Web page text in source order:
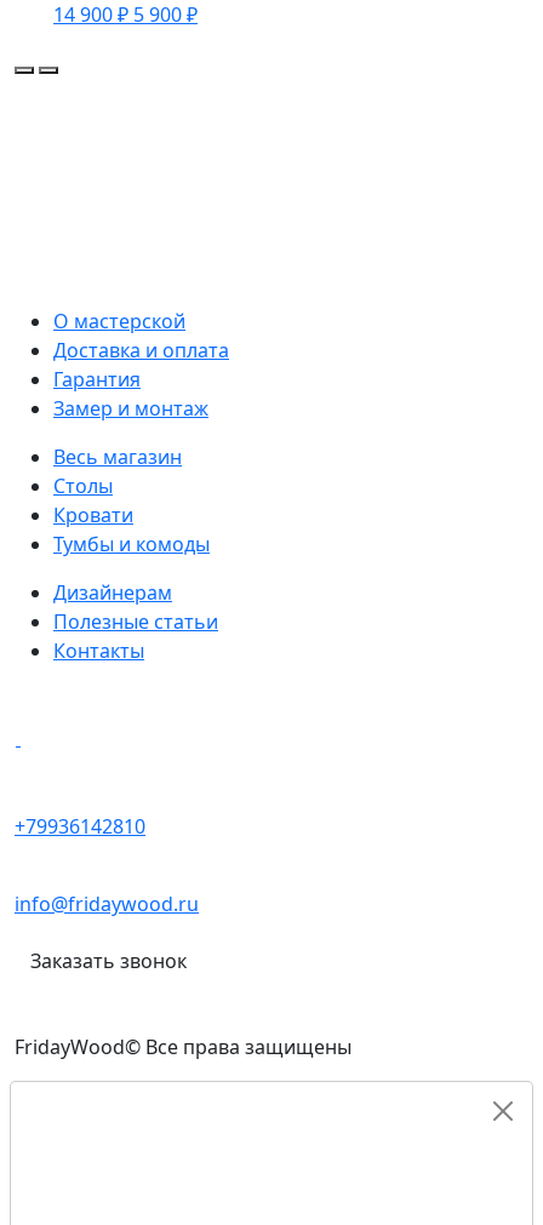
14 900 ₽ 5 900 ₽
О мастерской
Доставка и оплата
Гарантия
Замер и монтаж
Весь магазин
Столы
Кровати
Тумбы и комоды
Дизайнерам
Полезные статьи
Контакты
+79936142810
info@fridaywood.ru
Заказать звонок
FridayWood© Все права защищены